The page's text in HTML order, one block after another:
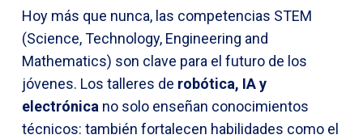
Hoy más que nunca, las competencias STEM
(Science, Technology, Engineering and
Mathematics) son clave para el futuro de los
jóvenes. Los talleres de robótica, IA y
electrónica no solo enseñan conocimientos
técnicos: también fortalecen habilidades como el